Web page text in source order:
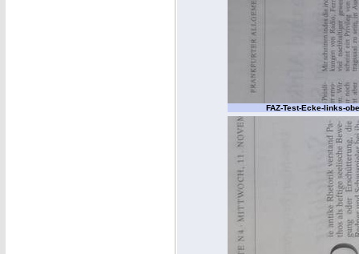
FAZ-Test-Ecke-links-